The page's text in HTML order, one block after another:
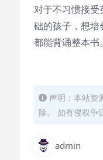
对于不习惯接
础的孩子，想
都能背诵整本书。
声明：本站资
除。 如有侵权争
admin